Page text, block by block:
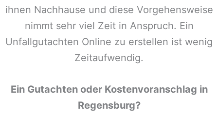
ihnen Nachhause und diese Vorgehensweise
nimmt sehr viel Zeit in Anspruch. Ein
Unfallgutachten Online zu erstellen ist wenig
Zeitaufwendig.
Ein Gutachten oder Kostenvoranschlag in
Regensburg?